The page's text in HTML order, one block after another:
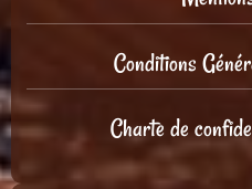
Conditions
Charte de